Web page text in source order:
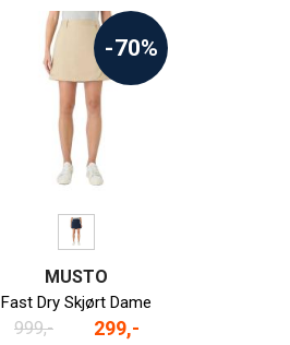
-70%
MUSTO
Fast Dry Skjørt Dame
999,- 299,-